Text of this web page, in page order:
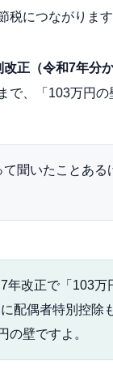
税につながりま
正（令和7年分
で、「103万円
て聞いたことあ
年改正で「103
配偶者特別控除
の壁ですよ。